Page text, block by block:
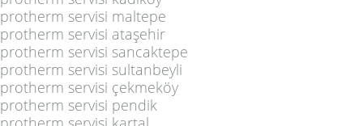
protherm servisi maltepe
protherm servisi ataşehir
protherm servisi sancaktepe
protherm servisi sultanbeyli
protherm servisi çekmeköy
protherm servisi pendik